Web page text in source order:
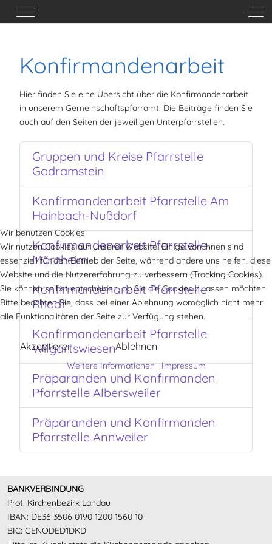
Mobile Menu Toggle Off-
Konfirmandenarbeit
Hier finden Sie eine Übersicht über die Konfirmandenarbeit
in unserem Gemeinschaftspfarramt. Die Beiträge finden Sie
auch auf den Seiten der jeweiligen Unterpfarrstellen.
Gruppen und Kreise Pfarrstelle
Godramstein
Konfirmandenarbeit Pfarrstelle Am
Hainbach-Nußdorf
Konfirmandenarbeit Pfarrstelle
Mörzheim
Konfirmandenarbeit Pfarrstelle
Rhodt
Konfirmandenarbeit Pfarrstelle
Wilgartswiesen
Präparanden und Konfirmanden
Pfarrstelle Albersweiler
Präparanden und Konfirmanden
Pfarrstelle Annweiler
BANKVERBINDUNG
Prot. Kirchenbezirk Landau
IBAN: DE36 3506 0190 1200 1560 10
BIC: GENODED1DKD
Wir benutzen Cookies
Wir nutzen Cookies auf unserer Website. Einige von ihnen sind
essenziell für den Betrieb der Seite, während andere uns helfen, diese
Website und die Nutzererfahrung zu verbessern (Tracking Cookies).
Sie können selbst entscheiden, ob Sie die Cookies zulassen möchten.
Bitte beachten Sie, dass bei einer Ablehnung womöglich nicht mehr
alle Funktionalitäten der Seite zur Verfügung stehen.
Akzeptieren Ablehnen
Weitere Informationen|Impressum